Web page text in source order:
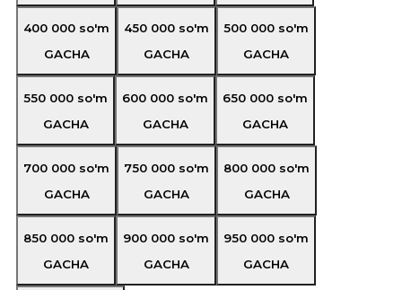
400 000 so'm
GACHA
450 000 so'm
GACHA
500 000 so'm
GACHA
550 000 so'm
GACHA
600 000 so'm
GACHA
650 000 so'm
GACHA
700 000 so'm
GACHA
750 000 so'm
GACHA
800 000 so'm
GACHA
850 000 so'm
GACHA
900 000 so'm
GACHA
950 000 so'm
GACHA